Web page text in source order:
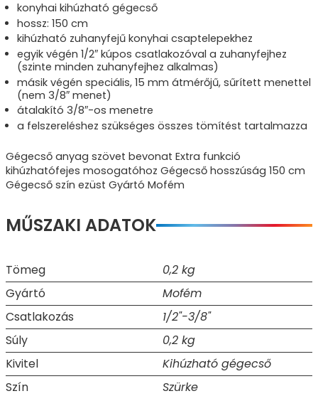
konyhai kihúzható gégecső
hossz: 150 cm
kihúzható zuhanyfejű konyhai csaptelepekhez
egyik végén 1/2″ kúpos csatlakozóval a zuhanyfejhez
(szinte minden zuhanyfejhez alkalmas)
másik végén speciális, 15 mm átmérőjű, sűrített menettel
(nem 3/8″ menet)
átalakító 3/8″-os menetre
a felszereléshez szükséges összes tömítést tartalmazza
Gégecső anyag szövet bevonat Extra funkció
kihúzhatófejes mosogatóhoz Gégecső hosszúság 150 cm
Gégecső szín ezüst Gyártó Mofém
MŰSZAKI ADATOK
Tömeg
0,2 kg
Gyártó
Mofém
Csatlakozás
1/2"-3/8"
Súly
0,2 kg
Kivitel
Kihúzható gégecső
Szín
Szürke